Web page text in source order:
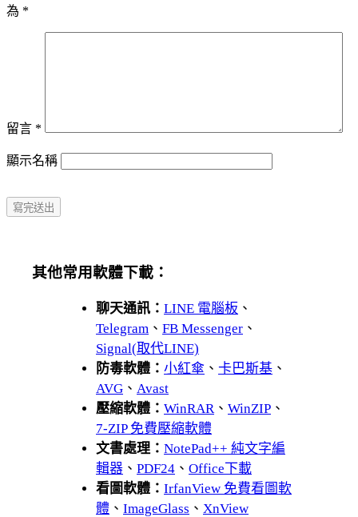
為 *
留言 *
顯示名稱
其他常用軟體下載：
聊天通訊： LINE 電腦板 、
Telegram 、 FB Messenger 、
Signal(取代LINE)
防毒軟體： 小紅傘 、 卡巴斯基 、
AVG 、 Avast
壓縮軟體： WinRAR 、 WinZIP 、
7-ZIP 免費壓縮軟體
文書處理： NotePad++ 純文字編
輯器 、 PDF24 、 Office下載
看圖軟體： IrfanView 免費看圖軟
體 、 ImageGlass 、 XnView